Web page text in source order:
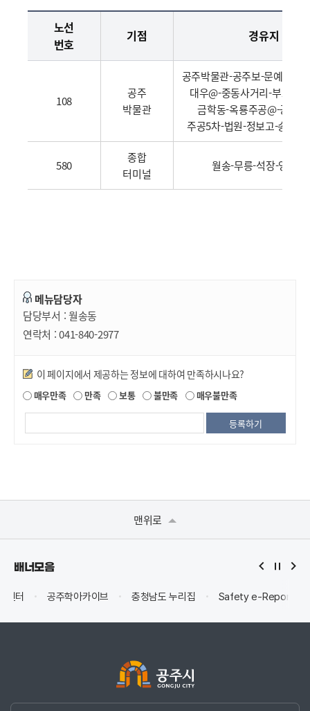
주민센터 경유 버스 운행시간표 - 노선번호, 기점, 경유지, 종점, 운행시간(기점발), 운행시간(종점발/순환노선차지) 정보제공
노선
번호
기점 경유지
108
공주
박물관
공주박물관-공주보-문예회관-
대우@-중동사거리-부고-시
금학동-옥룡주공@-공주
주공5차-법원-정보고-송선-
580
종합
터미널
월송-무릉-석장-영상대
메뉴담당자
담당부서 :월송동
연락처 :041-840-2977
만족도조사
이 페이지에서 제공하는 정보에 대하여 만족하시나요?
매우만족 만족 보통 불만족 매우불만족
맨위로
배너모음
공주학아카이브 충청남도 누리집 Safety e-Report 안전